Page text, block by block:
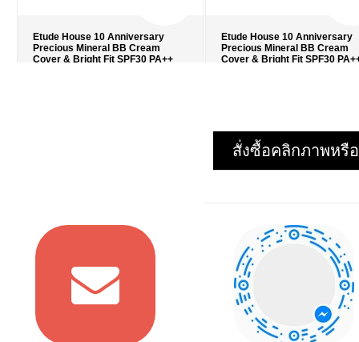
Etude House 10 Anniversary
Precious Mineral BB Cream
Cover & Bright Fit SPF30 PA++
Etude House 10 Anniversary
Precious Mineral BB Cream
Cover & Bright Fit SPF30
สั่งซื้อคลิกภาพหรื